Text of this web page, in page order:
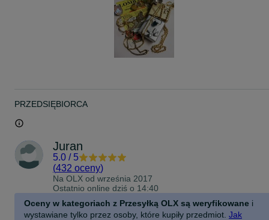
PRZEDSIĘBIORCA
Juran
5.0 / 5
(432 oceny)
Na OLX od września 2017
Ostatnio online dziś o 14:40
Oceny w kategoriach z Przesyłką OLX są weryfikowane i
wystawiane tylko przez osoby, które kupiły przedmiot. Jak